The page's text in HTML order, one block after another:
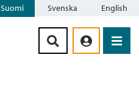
Suomi Svenska English